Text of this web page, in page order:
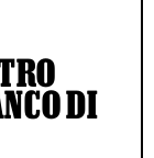
DI